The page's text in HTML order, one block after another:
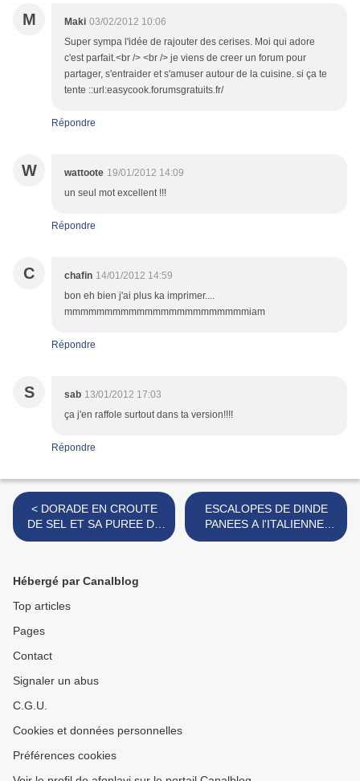
M Maki 03/02/2012 10:06
Super sympa l'idée de rajouter des cerises. Moi qui adore
c'est parfait.<br /> <br /> je viens de creer un forum pour
partager, s'entraider et s'amuser autour de la cuisine. si ça te
tente ::url:easycook.forumsgratuits.fr/
Répondre
W wattoote 19/01/2012 14:09
un seul mot excellent !!!
Répondre
C chafin 14/01/2012 14:59
bon eh bien j'ai plus ka imprimer....
mmmmmmmmmmmmmmmmmmmmmmmiam
Répondre
S sab 13/01/2012 17:03
ça j'en raffole surtout dans ta version!!!!
Répondre
< DORADE EN CROUTE
DE SEL ET SA PUREE DE
CELERI RAVE POELEE
ESCALOPES DE DINDE
PANEES A l'ITALIENNE,
RIZ AU CURRY ET SAUCE
Hébergé par Canalblog
Top articles
Pages
Contact
Signaler un abus
C.G.U.
Cookies et données personnelles
Préférences cookies